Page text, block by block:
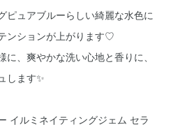
ピュアブルーらしい綺麗な水色に
ンションが上がります♡
に、爽やかな洗い心地と香りに、
します✨
イルミネイティングジェム セラ